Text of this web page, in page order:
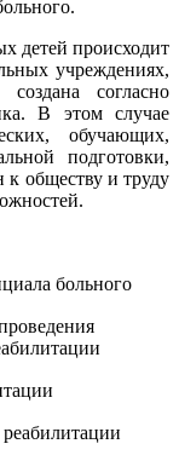
детей происходит
учреждениях,
согласно
В этом случае
обучающих,
подготовки,
обществу и труду
больного